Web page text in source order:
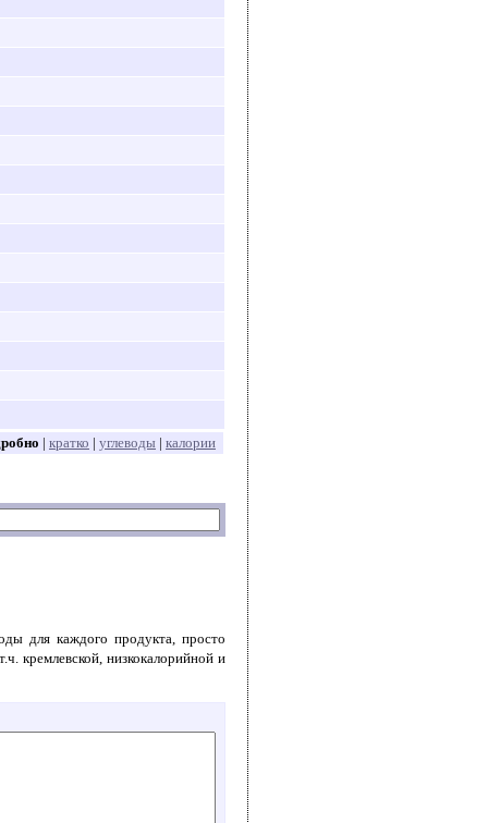
| кратко | углеводы | калории
для каждого продукта, просто
кремлевской, низкокалорийной и